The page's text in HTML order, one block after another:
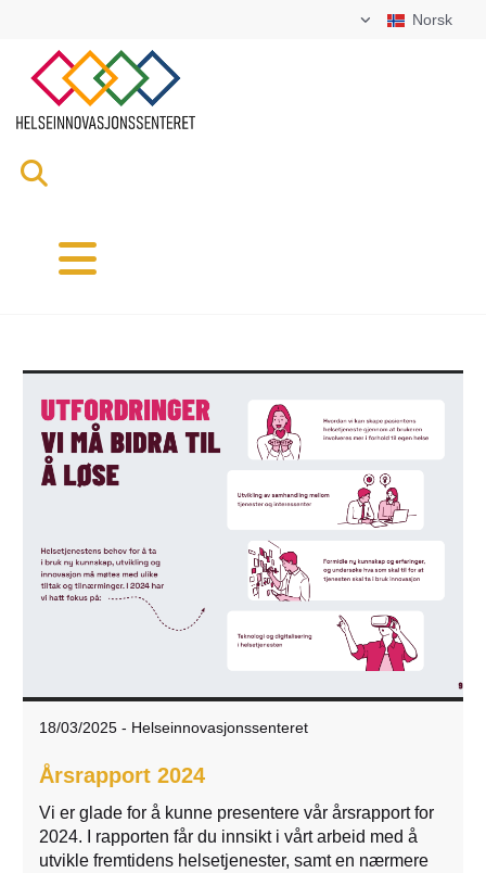
Norsk
18/03/2025 - Helseinnovasjonssenteret
Årsrapport 2024
Vi er glade for å kunne presentere vår årsrapport for
2024. I rapporten får du innsikt i vårt arbeid med å
utvikle fremtidens helsetjenester, samt en nærmere